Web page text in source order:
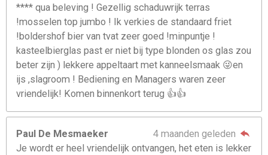
**** qua beleving ! Gezellig schaduwrijk terras
!mosselen top jumbo ! Ik verkies de standaard friet
!boldershof bier van tvat zeer goed !minpuntje !
kasteelbierglas past er niet bij type blonden os glas zou
beter zijn ) lekkere appeltaart met kanneelsmaak 😜en
ijs ,slagroom ! Bediening en Managers waren zeer
vriendelijk! Komen binnenkort terug 👍👍
Paul De Mesmaeker
4 maanden geleden
Je wordt er heel vriendelijk ontvangen, het eten is lekker